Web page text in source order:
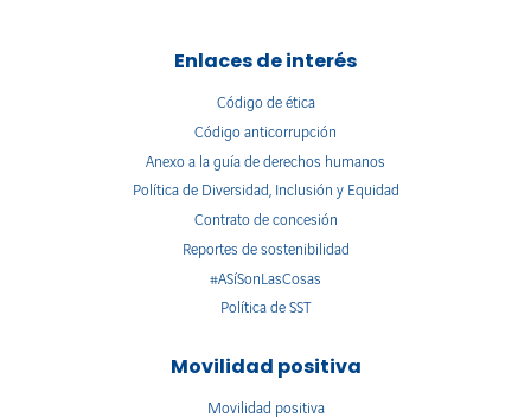
Enlaces de interés
Código de ética
Código anticorrupción
Anexo a la guía de derechos humanos
Política de Diversidad, Inclusión y Equidad
Contrato de concesión
Reportes de sostenibilidad
#ASíSonLasCosas
Política de SST
Movilidad positiva
Movilidad positiva